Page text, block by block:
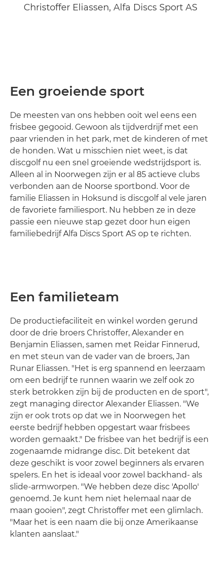
Christoffer Eliassen, Alfa Discs Sport AS
Een groeiende sport
De meesten van ons hebben ooit wel eens een
frisbee gegooid. Gewoon als tijdverdrijf met een
paar vrienden in het park, met de kinderen of met
de honden. Wat u misschien niet weet, is dat
discgolf nu een snel groeiende wedstrijdsport is.
Alleen al in Noorwegen zijn er al 85 actieve clubs
verbonden aan de Noorse sportbond. Voor de
familie Eliassen in Hoksund is discgolf al vele jaren
de favoriete familiesport. Nu hebben ze in deze
passie een nieuwe stap gezet door hun eigen
familiebedrijf Alfa Discs Sport AS op te richten.
Een familieteam
De productiefaciliteit en winkel worden gerund
door de drie broers Christoffer, Alexander en
Benjamin Eliassen, samen met Reidar Finnerud,
en met steun van de vader van de broers, Jan
Runar Eliassen. "Het is erg spannend en leerzaam
om een bedrijf te runnen waarin we zelf ook zo
sterk betrokken zijn bij de producten en de sport",
zegt managing director Alexander Eliassen. "We
zijn er ook trots op dat we in Noorwegen het
eerste bedrijf hebben opgestart waar frisbees
worden gemaakt." De frisbee van het bedrijf is een
zogenaamde midrange disc. Dit betekent dat
deze geschikt is voor zowel beginners als ervaren
spelers. En het is ideaal voor zowel backhand- als
slide-armworpen. "We hebben deze disc 'Apollo'
genoemd. Je kunt hem niet helemaal naar de
maan gooien", zegt Christoffer met een glimlach.
"Maar het is een naam die bij onze Amerikaanse
klanten aanslaat."